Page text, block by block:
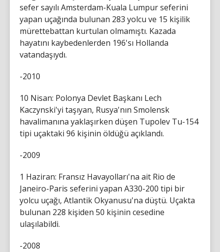
sefer sayılı Amsterdam-Kuala Lumpur seferini
yapan uçağında bulunan 283 yolcu ve 15 kişilik
mürettebattan kurtulan olmamıştı. Kazada
hayatını kaybedenlerden 196'sı Hollanda
vatandaşıydı.
-2010
10 Nisan: Polonya Devlet Başkanı Lech
Kaczynski'yi taşıyan, Rusya'nın Smolensk
havalimanına yaklaşırken düşen Tupolev Tu-154
tipi uçaktaki 96 kişinin öldüğü açıklandı.
-2009
1 Haziran: Fransız Havayolları'na ait Rio de
Janeiro-Paris seferini yapan A330-200 tipi bir
yolcu uçağı, Atlantik Okyanusu'na düştü. Uçakta
bulunan 228 kişiden 50 kişinin cesedine
ulaşılabildi.
-2008